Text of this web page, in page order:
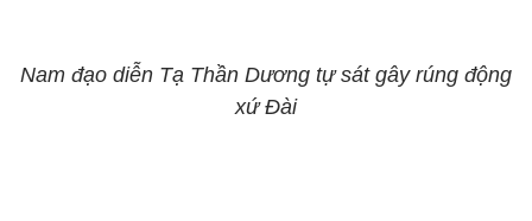
Nam đạo diễn Tạ Thần Dương tự sát gây rúng động
xứ Đài